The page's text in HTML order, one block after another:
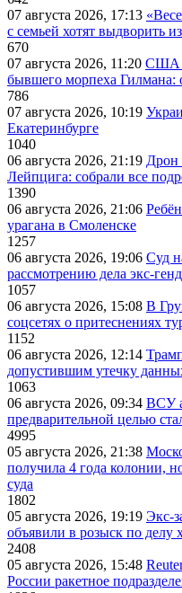
07 августа 2026, 17:13
с семьей хотят выдворить
670
07 августа 2026, 11:20 США
бывшего морпеха Гилмана:
786
07 августа 2026, 10:19
Екатеринбурге
1040
06 августа 2026, 21:19 Дрон
Лейпцига: собрали все
1390
06 августа 2026, 21:06
урагана в Смоленске
1257
06 августа 2026, 19:06 Суд
рассмотрению дела экс-
1057
06 августа 2026, 15:08 В
соцсетях о притеснениях
1152
06 августа 2026, 12:14
допустившим утечку
1063
06 августа 2026, 09:34 ВСУ
предварительной целью
4995
05 августа 2026, 21:38
получила 4 года колонии,
суда
1802
05 августа 2026, 19:19 Экс-
объявили в розыск по делу
2408
05 августа 2026, 15:48
России ракетное